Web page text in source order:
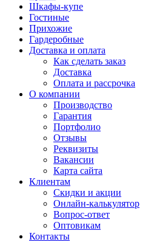
Шкафы-купе
Гостиные
Прихожие
Гардеробные
Доставка и оплата
Как сделать заказ
Доставка
Оплата и рассрочка
О компании
Производство
Гарантия
Портфолио
Отзывы
Реквизиты
Вакансии
Карта сайта
Клиентам
Скидки и акции
Онлайн-калькулятор
Вопрос-ответ
Оптовикам
Контакты